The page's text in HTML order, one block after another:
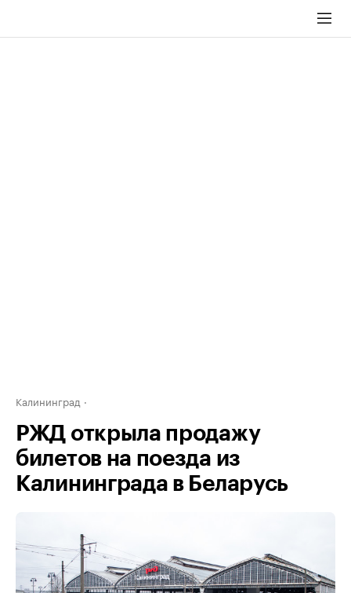
Калининград
РЖД открыла продажу
билетов на поезда из
Калининграда в Беларусь